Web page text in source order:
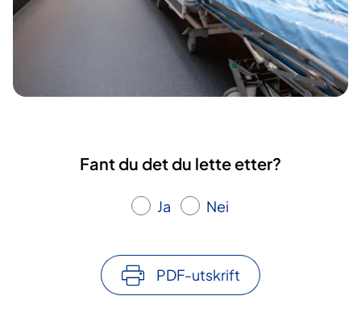
Fant du det du lette etter?
Ja Nei
PDF-utskrift